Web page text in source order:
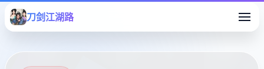
刀剑江湖路